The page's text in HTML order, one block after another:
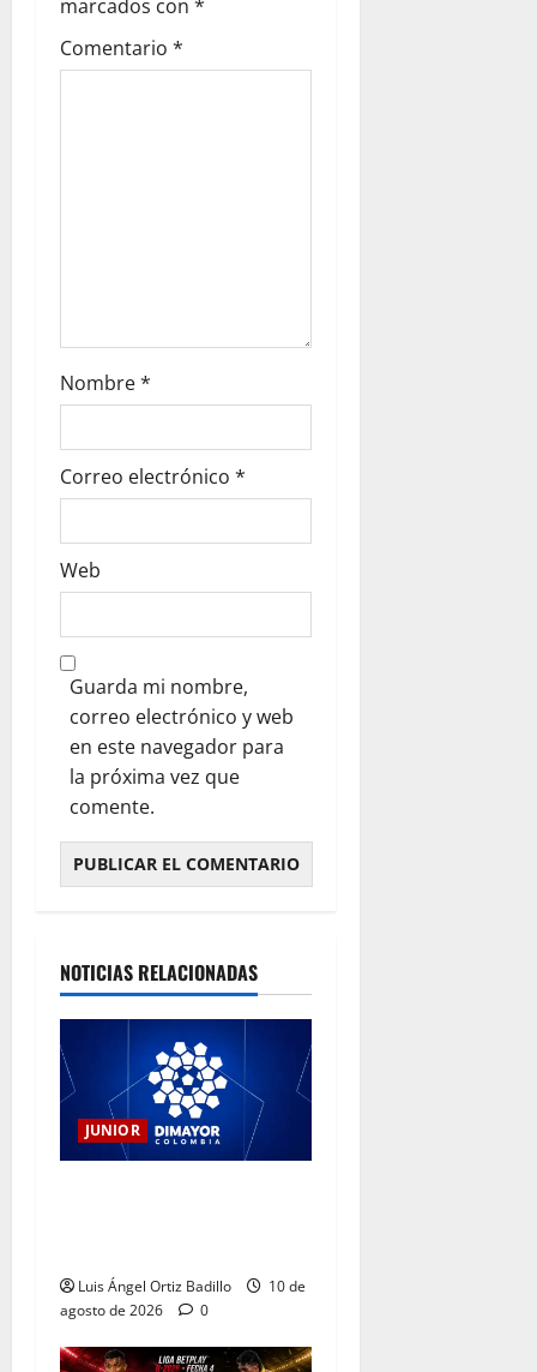
marcados con *
Comentario *
Nombre*
Correo electrónico *
Web
Guarda mi nombre,
correo electrónico y web
en este navegador para
la próxima vez que
comente.
NOTICIAS RELACIONADAS
JUNIOR
Luis Ángel Ortiz Badillo
10 de
agosto de 2026
0